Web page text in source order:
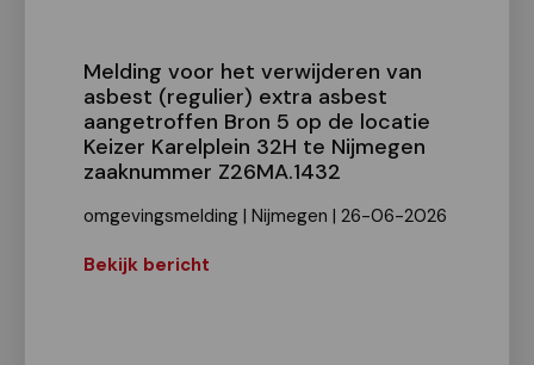
Melding voor het verwijderen van
asbest (regulier) extra asbest
aangetroffen Bron 5 op de locatie
Keizer Karelplein 32H te Nijmegen
zaaknummer Z26MA.1432
omgevingsmelding | Nijmegen | 26-06-2026
Bekijk bericht